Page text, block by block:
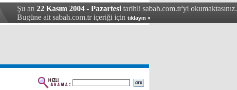
Şu an 22 Kasım 2004 - Pazartesi tarihli sabah.com.tr'yi okumaktasınız.
Bugüne ait sabah.com.tr içeriği için tıklayın »